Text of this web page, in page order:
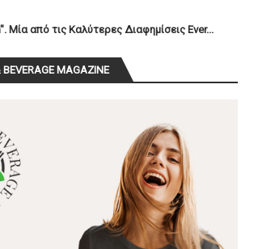
Μία από τις Καλύτερες Διαφημίσεις Ever...
MAGAZINE